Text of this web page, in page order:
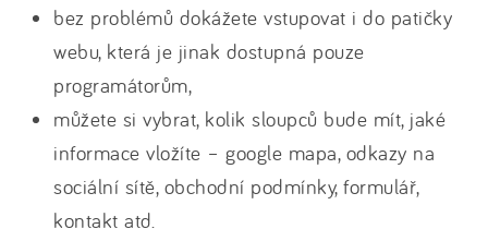
bez problémů dokážete vstupovat i do patičky
webu, která je jinak dostupná pouze
programátorům,
můžete si vybrat, kolik sloupců bude mít, jaké
informace vložíte – google mapa, odkazy na
sociální sítě, obchodní podmínky, formulář,
kontakt atd.